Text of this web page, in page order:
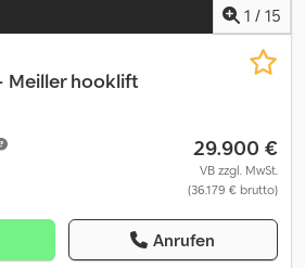
1 / 15
Meiller hooklift
29.900 €
VB zzgl. MwSt.
(36.179 € brutto)
Anrufen